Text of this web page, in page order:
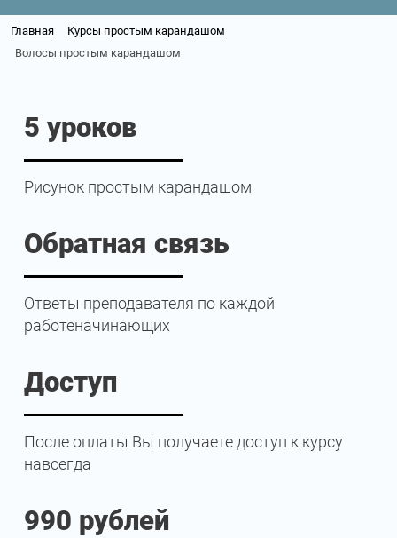
Главная
Курсы простым карандашом
Волосы простым карандашом
5 уроков
Рисунок простым карандашом
Обратная связь
Ответы преподавателя по каждой
работеначинающих
Доступ
После оплаты Вы получаете доступ к курсу
навсегда
990 рублей